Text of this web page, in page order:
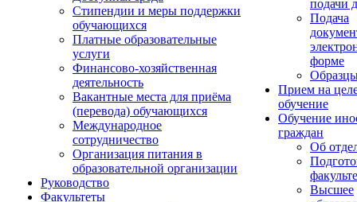
Стипендии и меры поддержки
обучающихся
Платные образовательные
услуги
Финансово-хозяйственная
деятельность
Вакантные места для приёма
(перевода) обучающихся
Международное
сотрудничество
Организация питания в
образовательной организации
Руководство
Факультеты
подачи
Подача
форме
Прием на
обучение
Обучение
граждан
Об
Высшее